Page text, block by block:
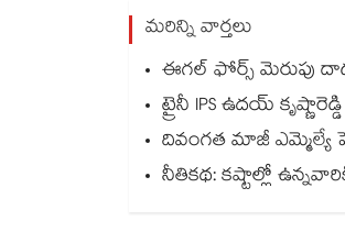
మరిన్ని వార్తలు
ఈగల్ ఫోర్స్ మెరుపు
ట్రైనీ IPS ఉదయ్‌
దివంగత మాజీ ఎమ్మెల్యే
నీతికథ: కష్టాల్లో